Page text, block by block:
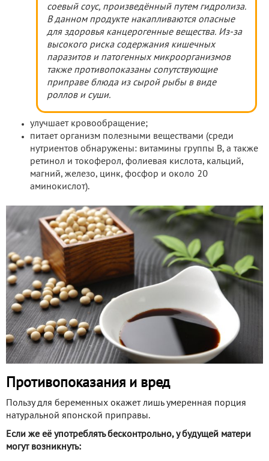
соевый соус, произведённый путем гидролиза.
В данном продукте накапливаются опасные
для здоровья канцерогенные вещества. Из-за
высокого риска содержания кишечных
паразитов и патогенных микроорганизмов
также противопоказаны сопутствующие
приправе блюда из сырой рыбы в виде
роллов и суши.
улучшает кровообращение;
питает организм полезными веществами (среди
нутриентов обнаружены: витамины группы B, а также
ретинол и токоферол, фолиевая кислота, кальций,
магний, железо, цинк, фосфор и около 20
аминокислот).
Противопоказания и вред
Пользу для беременных окажет лишь умеренная порция
натуральной японской приправы.
Если же её употреблять бесконтрольно, у будущей матери
могут возникнуть: